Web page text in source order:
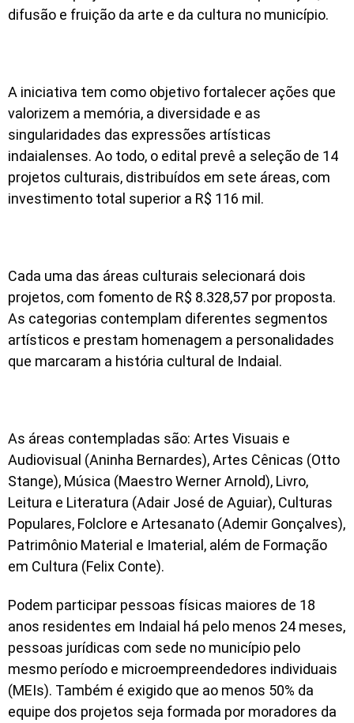
difusão e fruição da arte e da cultura no município.
A iniciativa tem como objetivo fortalecer ações que
valorizem a memória, a diversidade e as
singularidades das expressões artísticas
indaialenses. Ao todo, o edital prevê a seleção de 14
projetos culturais, distribuídos em sete áreas, com
investimento total superior a R$ 116 mil.
Cada uma das áreas culturais selecionará dois
projetos, com fomento de R$ 8.328,57 por proposta.
As categorias contemplam diferentes segmentos
artísticos e prestam homenagem a personalidades
que marcaram a história cultural de Indaial.
As áreas contempladas são: Artes Visuais e
Audiovisual (Aninha Bernardes), Artes Cênicas (Otto
Stange), Música (Maestro Werner Arnold), Livro,
Leitura e Literatura (Adair José de Aguiar), Culturas
Populares, Folclore e Artesanato (Ademir Gonçalves),
Patrimônio Material e Imaterial, além de Formação
em Cultura (Felix Conte).
Podem participar pessoas físicas maiores de 18
anos residentes em Indaial há pelo menos 24 meses,
pessoas jurídicas com sede no município pelo
mesmo período e microempreendedores individuais
(MEIs). Também é exigido que ao menos 50% da
equipe dos projetos seja formada por moradores da